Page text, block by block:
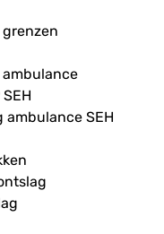
SEH